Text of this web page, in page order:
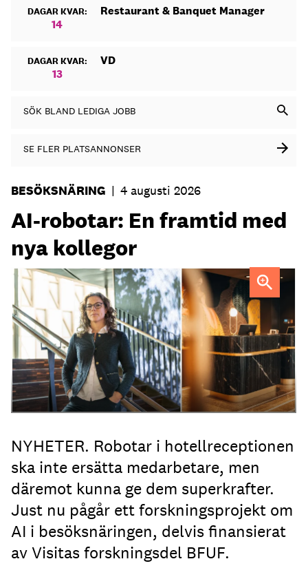
DAGAR KVAR:
14
Restaurant & Banquet Manager
DAGAR KVAR:
13
VD
SÖK BLAND LEDIGA JOBB
SE FLER PLATSANNONSER
BESÖKSNÄRING | 4 augusti 2026
AI-robotar: En framtid med
nya kollegor
Professor Kristina Palm FOTO: Theresia Viska FOTO:
Dylan Calluy / Unsplash
NYHETER. Robotar i hotellreceptionen
ska inte ersätta medarbetare, men
däremot kunna ge dem superkrafter.
Just nu pågår ett forskningsprojekt om
AI i besöksnäringen, delvis finansierat
av Visitas forskningsdel BFUF.